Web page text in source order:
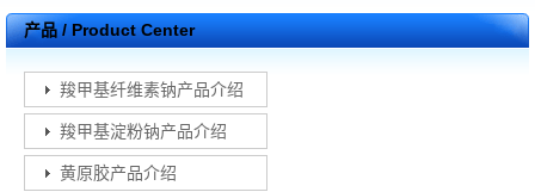
产品 / Product Center
羧甲基纤维素钠产品介绍
羧甲基淀粉钠产品介绍
黄原胶产品介绍